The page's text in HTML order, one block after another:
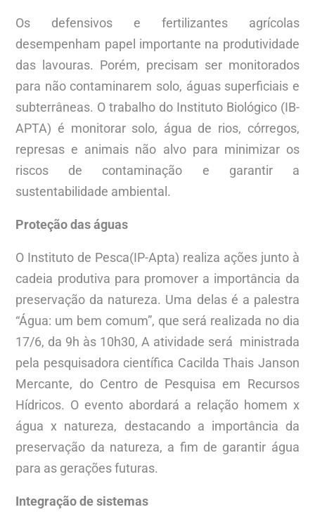
Os defensivos e fertilizantes agrícolas
desempenham papel importante na produtividade
das lavouras. Porém, precisam ser monitorados
para não contaminarem solo, águas superficiais e
subterrâneas. O trabalho do Instituto Biológico (IB-
APTA) é monitorar solo, água de rios, córregos,
represas e animais não alvo para minimizar os
riscos de contaminação e garantir a
sustentabilidade ambiental.
Proteção das águas
O Instituto de Pesca(IP-Apta) realiza ações junto à
cadeia produtiva para promover a importância da
preservação da natureza. Uma delas é a palestra
“Água: um bem comum”, que será realizada no dia
17/6, da 9h às 10h30, A atividade será ministrada
pela pesquisadora científica Cacilda Thais Janson
Mercante, do Centro de Pesquisa em Recursos
Hídricos. O evento abordará a relação homem x
água x natureza, destacando a importância da
preservação da natureza, a fim de garantir água
para as gerações futuras.
Integração de sistemas